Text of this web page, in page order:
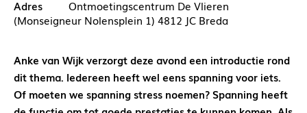
Ontmoetingscentrum De Vlieren
(Monseigneur Nolensplein 1) 4812 JC Breda
Anke van Wijk verzorgt deze avond een introductie rond
dit thema. Iedereen heeft wel eens spanning voor iets.
Of moeten we spanning stress noemen? Spanning heeft